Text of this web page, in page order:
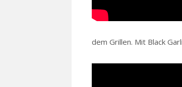
dem Grillen. Mit Black